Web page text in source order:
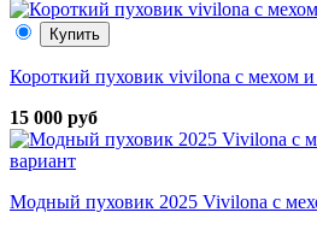
Купить
Короткий пуховик vivilona с мехом
15 000 руб
вариант
Модный пуховик 2025 Vivilona с